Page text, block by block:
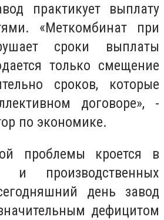
практикует выплату
«Меткомбинат при
сроки выплаты
только смещение
сроков, которые
договоре», -
по экономике.
проблемы кроется в
и производственных
день завод
дефицитом